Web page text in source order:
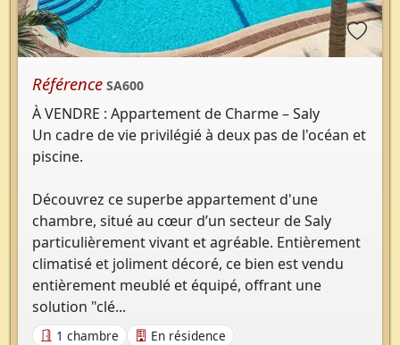
Référence SA600
À VENDRE : Appartement de Charme – Saly
Un cadre de vie privilégié à deux pas de l'océan et
piscine.
Découvrez ce superbe appartement d'une
chambre, situé au cœur d’un secteur de Saly
particulièrement vivant et agréable. Entièrement
climatisé et joliment décoré, ce bien est vendu
entièrement meublé et équipé, offrant une
solution "clé...
1 chambre
En résidence